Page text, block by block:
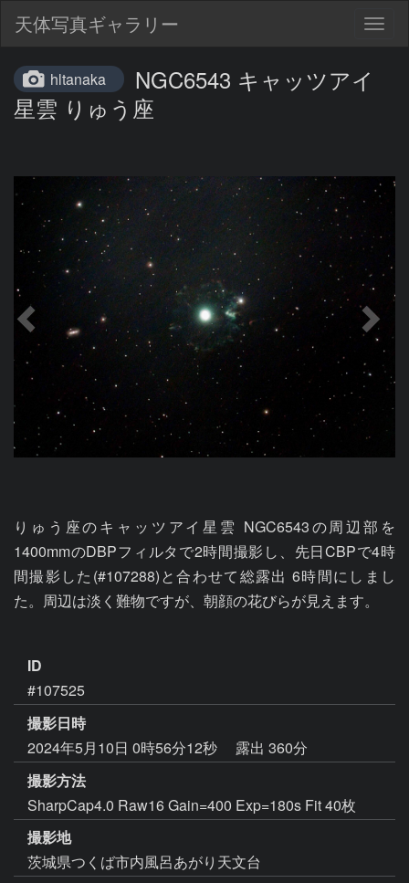
天体写真ギャラリー
hltanaka
NGC6543 キャッツアイ
星雲 りゅう座
りゅう座のキャッツアイ星雲 NGC6543の周辺部を
1400mmのDBPフィルタで2時間撮影し、先日CBPで4時
間撮影した(#107288)と合わせて総露出 6時間にしまし
た。周辺は淡く難物ですが、朝顔の花びらが見えます。
ID
#107525
撮影日時
2024年5月10日 0時56分12秒
露出 360分
撮影方法
SharpCap4.0 Raw16 Gain=400 Exp=180s Fit 40枚
撮影地
茨城県つくば市内風呂あがり天文台